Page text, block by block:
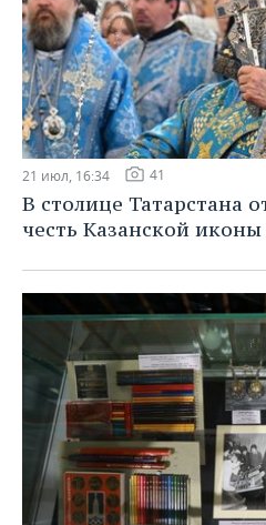
21 июл, 16:34 41
В столице Татарстана
честь Казанской